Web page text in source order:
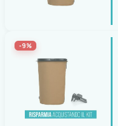
-9%